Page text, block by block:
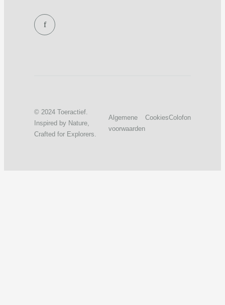
f
© 2024 Toeractief.
Inspired by Nature,
Crafted for Explorers.
Algemene
voorwaarden
CookiesColofon